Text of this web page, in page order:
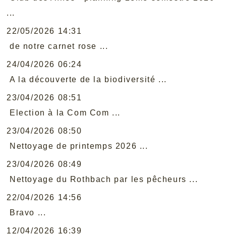
...
22/05/2026 14:31
de notre carnet rose ...
24/04/2026 06:24
A la découverte de la biodiversité ...
23/04/2026 08:51
Election à la Com Com ...
23/04/2026 08:50
Nettoyage de printemps 2026 ...
23/04/2026 08:49
Nettoyage du Rothbach par les pêcheurs ...
22/04/2026 14:56
Bravo ...
12/04/2026 16:39